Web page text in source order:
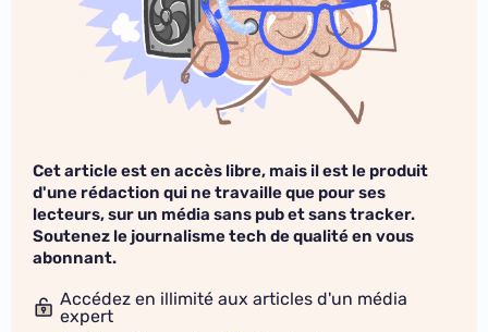
Cet article est en accès libre, mais il est le produit
d'une rédaction qui ne travaille que pour ses
lecteurs, sur un média sans pub et sans tracker.
Soutenez le journalisme tech de qualité en vous
abonnant.
Accédez en illimité aux articles d'un média
expert